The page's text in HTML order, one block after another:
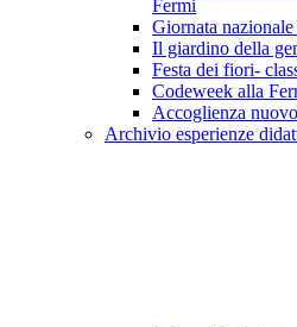
Fermi
Giornata
Il giardino della
Festa dei fiori-
Codeweek alla
Accoglienza
Archivio esperienze